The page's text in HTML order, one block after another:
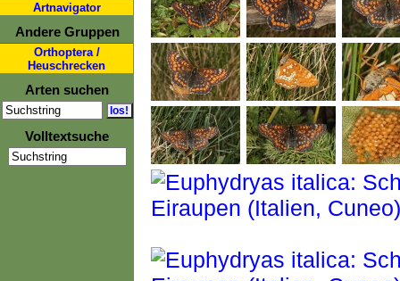
Artnavigator
Andere Gruppen
Orthoptera /
Heuschrecken
Arten suchen
Volltextsuche